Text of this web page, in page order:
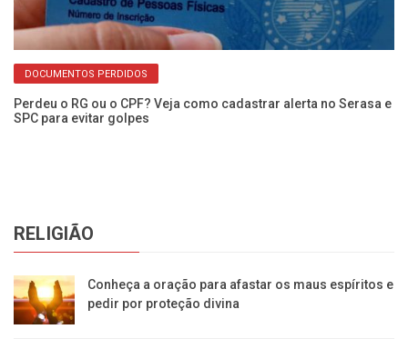
DOCUMENTOS PERDIDOS
Perdeu o RG ou o CPF? Veja como cadastrar alerta no Serasa e
SPC para evitar golpes
RELIGIÃO
Conheça a oração para afastar os maus espíritos e
pedir por proteção divina